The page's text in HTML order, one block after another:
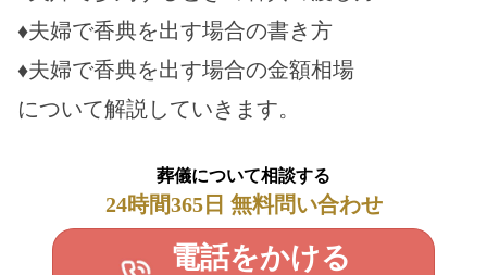
♦夫婦で香典を出す場合の書き方
♦夫婦で香典を出す場合の金額相場
について解説していきます。
葬儀について相談する
24時間365日 無料問い合わせ
電話をかける